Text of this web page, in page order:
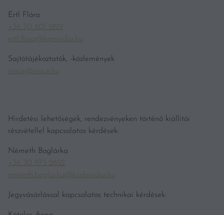
Ertl Flóra
+36 70 601 1929
ertl.flora@hgmedia.hu
Sajtótájékoztatók, -közlemények
vince@vince.hu
Hirdetési lehetőségek, rendezvényeken történő kiállítói
részvétellel kapcsolatos kérdések:
Németh Boglárka
+36 30 975 2652
nemeth.boglarka@kodmedia.hu
Jegyvásárlással kapcsolatos technikai kérdések: